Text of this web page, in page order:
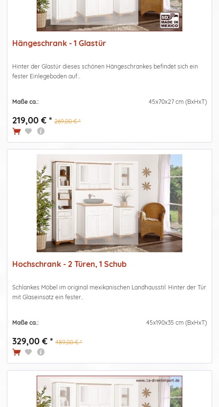
Hängeschrank - 1 Glastür
Hinter der Glastür dieses schönen Hängeschrankes befindet sich ein
fester Einlegeboden auf...
Maße ca.: 45x70x27 cm (BxHxT)
219,00 € * 269,00 € *
Hochschrank - 2 Türen, 1 Schub
Schlankes Möbel im original mexikanischen Landhausstil. Hinter der Tür
mit Glaseinsatz ein fester...
Maße ca.: 45x190x35 cm (BxHxT)
329,00 € * 489,00 € *